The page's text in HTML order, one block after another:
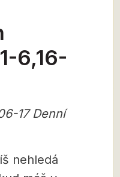
6,16-
17 Denní
nehledá